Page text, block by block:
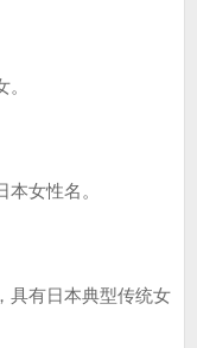
女性名。
具有日本典型传统女